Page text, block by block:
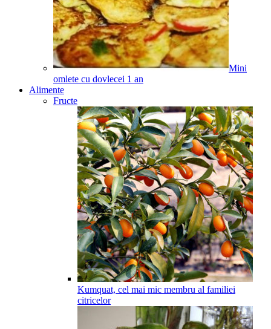
Mini
omlete cu dovlecei 1 an
Alimente
Fructe
Kumquat, cel mai mic membru al familiei
citricelor